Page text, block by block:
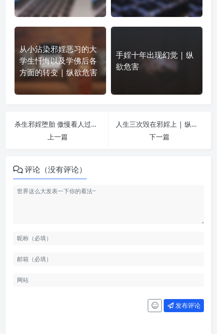
从小沾染邪婬恶习的大
学生忏悔以及学佛后各
方面的转变 | 纵欲危害
手婬十年出现幻觉 | 纵
欲危害
杀生邪婬堕胎 傲慢看人过失 论人长短之恶 | 纵欲危害
上一篇
人生三次毁在邪婬上 | 纵欲危害
下一篇
评论（没有评论）
发布评论